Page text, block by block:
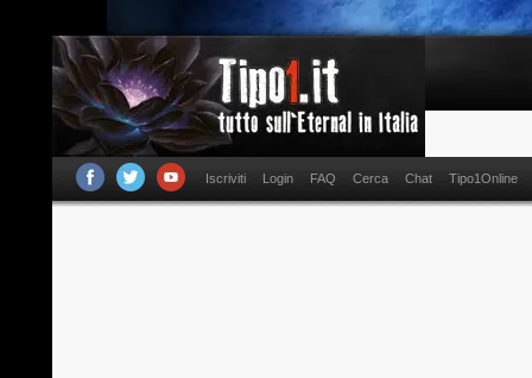
Iscriviti Login FAQ Cerca Chat Tipo1Online